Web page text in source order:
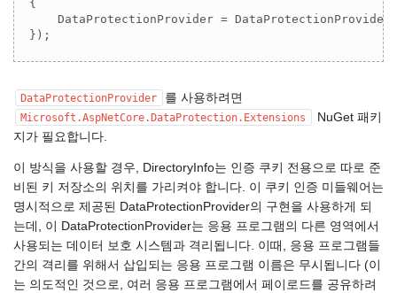
{
DataProtectionProvider =
});
DataProtectionProvider 를 사용하려면
Microsoft.AspNetCore.DataProtection.Extensions
NuGet 패키
지가 필요합니다.
이 방식을 사용할 경우, DirectoryInfo는 인증 쿠키 전용으로 따로 준
비된 키 저장소의 위치를 가리켜야 합니다. 이 쿠키 인증 미들웨어는
명시적으로 제공된 DataProtectionProvider의 구현을 사용하게 되
는데, 이 DataProtectionProvider는 응용 프로그램의 다른 영역에서
사용되는 데이터 보호 시스템과 격리됩니다. 이때, 응용 프로그램들
간의 격리를 위해서 삽입되는 응용 프로그램 이름은 무시됩니다 (이
는 의도적인 것으로, 여러 응용 프로그램에서 페이로드를 공유하려